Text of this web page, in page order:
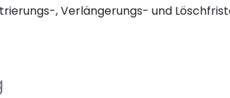
, Verlängerungs- und